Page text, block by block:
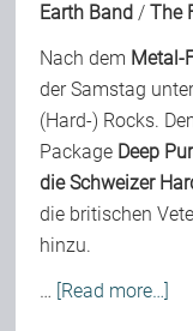
Earth Band /The
Nach dem Metal-
der Samstag
(Hard-) Rocks.
Package Deep
die Schweizer
die britischen
hinzu.
… [Read more…]